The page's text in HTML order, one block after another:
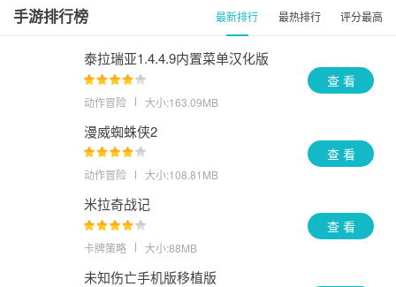
手游排行榜 最新排行 最热排行 评分最高
泰拉瑞亚1.4.4.9内置菜单汉化版
动作冒险 大小:163.09MB
查 看
漫威蜘蛛侠2
动作冒险 大小:108.81MB
查 看
米拉奇战记
卡牌策略 大小:88MB
查 看
未知伤亡手机版移植版